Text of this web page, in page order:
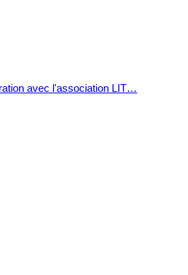
avec l'association LIT…